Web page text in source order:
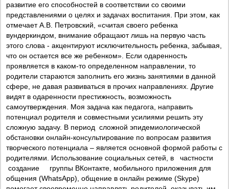
развитие его способностей в соответствии со своими
представлениями о целях и задачах воспитания. При этом, как
отмечает А.В. Петровский, «считая своего ребенка
вундеркиндом, внимание обращают лишь на первую часть
этого слова - акцентируют исключительность ребенка, забывая,
что он остается все же ребенком». Если одаренность
проявляется в каком-то определенном направлении, то
родители стараются заполнить его жизнь занятиями в данной
сфере, не давая развиваться в прочих направлениях. Другие
видят в одаренности престижность, возможность
самоутверждения. Моя задача как педагога, направить
потенциал родителя и совместными усилиями решить эту
сложную задачу. В период сложной эпидемиологической
обстановки онлайн-консультирование по вопросам развития
творческого потенциала – является основной формой работы с
родителями. Использование социальных сетей, в частности
создание группы ВКонтакте, мобильного приложения для
общения (WhatsApp), общение в онлайн режиме (Skype)